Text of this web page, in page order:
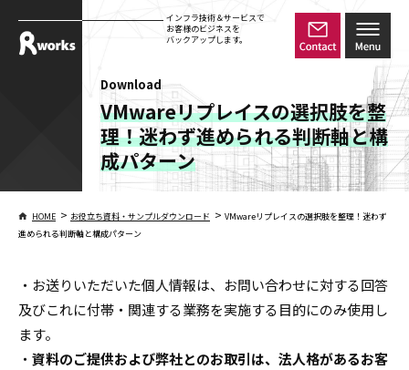
インフラ技術＆サービスで
お客様のビジネスを
バックアップします。
Download
VMwareリプレイスの選択肢を整
理！迷わず進められる判断軸と構
成パターン
HOME > お役立ち資料・サンプルダウンロード > VMwareリプレイスの選択肢を整理！迷わず
進められる判断軸と構成パターン
・お送りいただいた個人情報は、お問い合わせに対する回答
及びこれに付帯・関連する業務を実施する目的にのみ使用し
ます。
・ 資料のご提供および弊社とのお取引は、法人格があるお客